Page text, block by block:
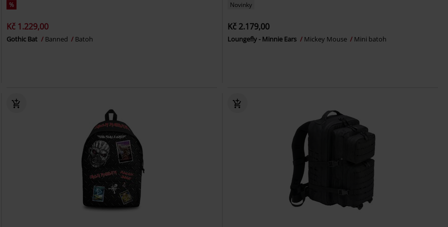
%
Kč 1.229,00
Gothic Bat Banned Batoh
Novinky
Kč 2.179,00
Loungefly - Minnie Ears Mickey Mouse Mini batoh